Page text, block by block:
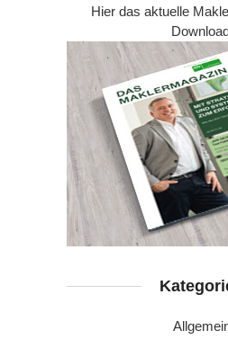
Hier das aktuelle